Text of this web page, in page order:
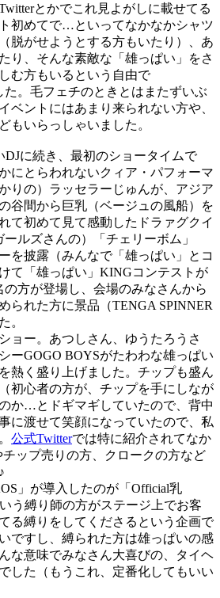
とかでこれ見よがしに載せてる
初めてで…といってなかなかシャツ
脱がせようとする方もいたり）、あ
り、そんな素敵な「雄っぱい」をさ
む方もいるという自由で
た。毛フェチのときとはまたずいぶ
ベントにはあまり来られない方や、
もいらっしゃいました。
に続き、最初のショータイムで
にとらわれないクィア・パフォーマ
りの）ラッセラーじゅんが、アジア
谷間から巨乳（ベージュの風船）を
て初めて見て感動したドラァグクイ
ルズさんの）「チェリーボム」
を披露（みんなで「雄っぱい」とコ
て「雄っぱい」KINGコンテストが
の方が登場し、会場のみなさんから
られた方に景品（TENGA SPINNER
。
ョー。あつしさん、ゆうたろうさ
ーGOGO BOYSがたわわな雄っぱい
熱く盛り上げました。チップも盛ん
初心者の方が、チップを手にしなが
か…とドギマギしていたので、背中
に渡せて笑顔になっていたので、私
公式Twitterでは特に紹介されてなか
ップ売りの方、クロークの方など
」が導入したのが「Official乳
う縛り師の方がステージ上でお客
る縛りをしてくださるという企画で
ですし、縛られた方は雄っぱいの感
な意味でみなさん大喜びの、タイヘ
した（もうこれ、定番化してもいい